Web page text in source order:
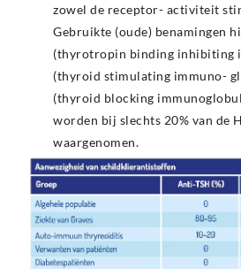
zowel de receptor- activiteit
Gebruikte (oude) benamingen
(thyrotropin binding inhibiting
(thyroid stimulating immuno-
(thyroid blocking
worden bij slechts 20% van de
waargenomen.